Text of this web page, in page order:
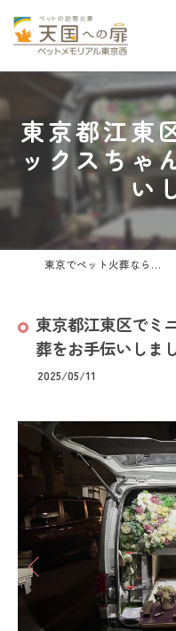
東京都江東
ックスちゃ
い
東京でペット火葬なら天国への扉 ペットメモリアル東京西
東京都江東区でミ
葬をお手伝いしま
2025/05/11